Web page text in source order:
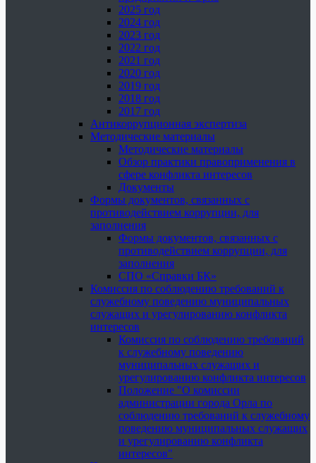
2025 год
2024 год
2023 год
2022 год
2021 год
2020 год
2019 год
2018 год
2017 год
Антикоррупционная экспертиза
Методические материалы
Методические материалы
Обзор практики правоприменения в
сфере конфликта интересов
Документы
Формы документов, связанных с
противодействием коррупции, для
заполнения
Формы документов, связанных с
противодействием коррупции, для
заполнения
СПО «Справки БК»
Комиссия по соблюдению требований к
служебному поведению муниципальных
служащих и урегулированию конфликта
интересов
Комиссия по соблюдению требований
к служебному поведению
муниципальных служащих и
урегулированию конфликта интересов
Положение "О комиссии
администрации города Орла по
соблюдению требований к служебному
поведению муниципальных служащих
и урегулированию конфликта
интересов"